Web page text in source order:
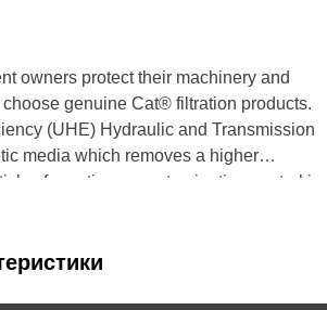
protect their machinery and
(UHE) Hydraulic and Transmission
media which removes a higher
for optimum contamination control in
not seem like a major decision, the